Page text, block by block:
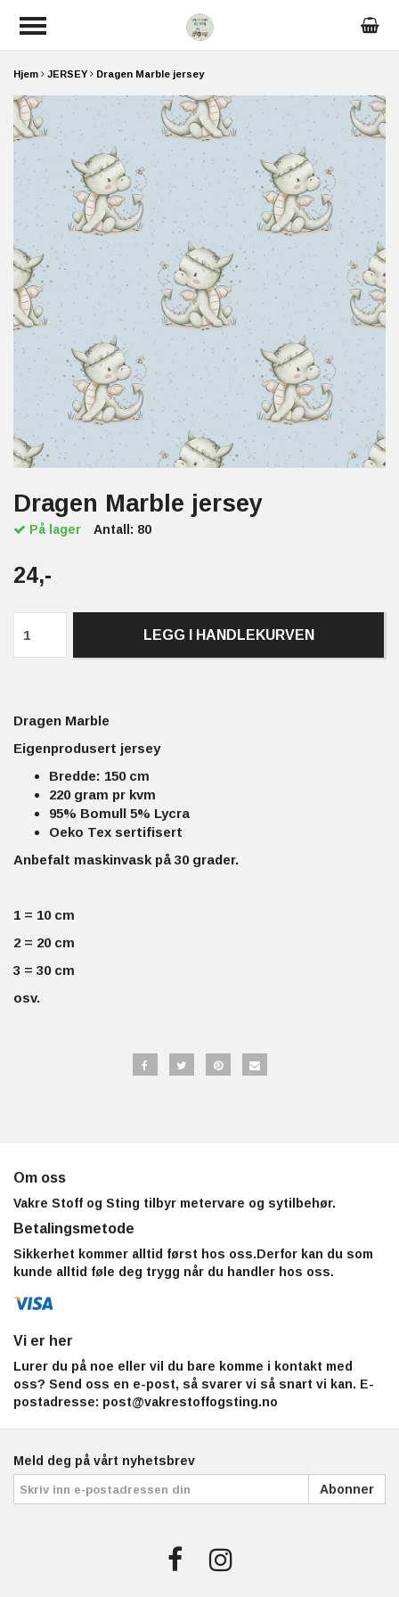
Hjem JERSEY Dragen Marble jersey
Dragen Marble jersey
På lager Antall: 80
24,-
LEGG I HANDLEKURVEN
Dragen Marble
Eigenprodusert jersey
Bredde: 150 cm
220 gram pr kvm
95% Bomull 5% Lycra
Oeko Tex sertifisert
Anbefalt maskinvask på 30 grader.
1 = 10 cm
2 = 20 cm
3 = 30 cm
osv.
Om oss
Vakre Stoff og Sting tilbyr metervare og sytilbehør.
Betalingsmetode
Sikkerhet kommer alltid først hos oss.Derfor kan du som
kunde alltid føle deg trygg når du handler hos oss.
Vi er her
Lurer du på noe eller vil du bare komme i kontakt med
oss? Send oss en e-post, så svarer vi så snart vi kan. E-
postadresse: post@vakrestoffogsting.no
Meld deg på vårt nyhetsbrev
Abonner